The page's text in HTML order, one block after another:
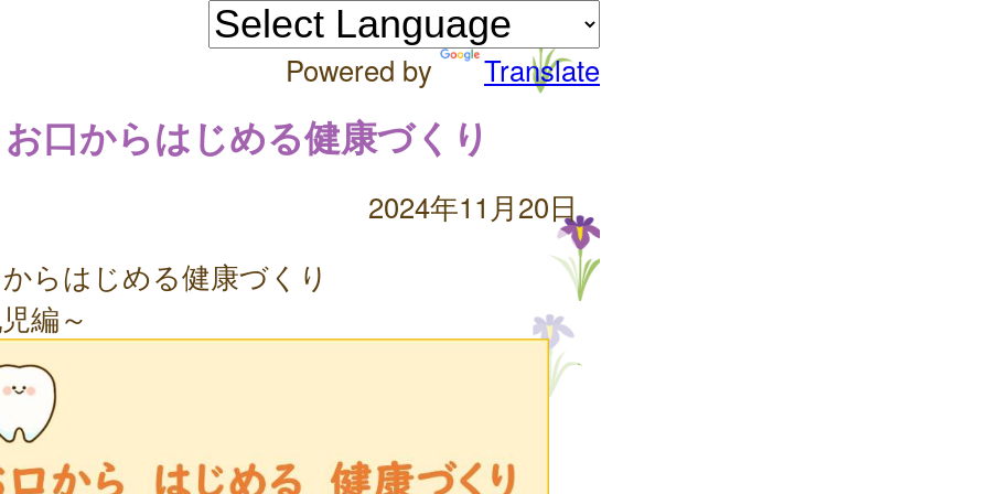
Powered by Translate
お口からはじめる健康づくり
2024年11月20日
らはじめる健康づくり
編～